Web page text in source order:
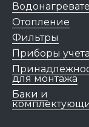
Отопление
Фильтры
Приборы учета
для монтажа
Баки и